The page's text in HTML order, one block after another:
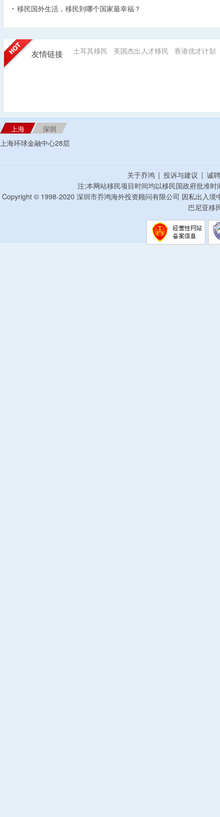
移民国外生活，移民到哪个国家最幸福？
友情链接 土耳其移民 美国杰出人才移民 香港优才计划
上海
深圳
上海环球金融中心28层
关于乔鸿 | 投诉与建议 | 诚
注;本网站移民项目时间均以移民国政府批准
Copyright © 1998-2020 深圳市乔鸿海外投资顾问有限公司 因私出入
巴尼亚移